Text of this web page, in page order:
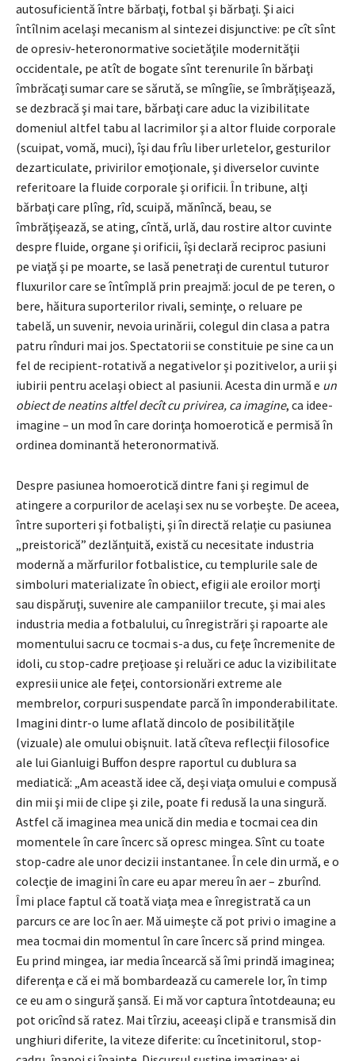
autosuficientă între bărbaţi, fotbal şi bărbaţi. Şi aici
întîlnim acelaşi mecanism al sintezei disjunctive: pe cît sînt
de opresiv-heteronormative societăţile modernităţii
occidentale, pe atît de bogate sînt terenurile în bărbaţi
îmbrăcaţi sumar care se sărută, se mîngîie, se îmbrăţişează,
se dezbracă şi mai tare, bărbaţi care aduc la vizibilitate
domeniul altfel tabu al lacrimilor şi a altor fluide corporale
(scuipat, vomă, muci), îşi dau frîu liber urletelor, gesturilor
dezarticulate, privirilor emoţionale, şi diverselor cuvinte
referitoare la fluide corporale şi orificii. În tribune, alţi
bărbaţi care plîng, rîd, scuipă, mănîncă, beau, se
îmbrăţişează, se ating, cîntă, urlă, dau rostire altor cuvinte
despre fluide, organe şi orificii, îşi declară reciproc pasiuni
pe viaţă şi pe moarte, se lasă penetraţi de curentul tuturor
fluxurilor care se întîmplă prin preajmă: jocul de pe teren, o
bere, hăitura suporterilor rivali, seminţe, o reluare pe
tabelă, un suvenir, nevoia urinării, colegul din clasa a patra
patru rînduri mai jos. Spectatorii se constituie pe sine ca un
fel de recipient-rotativă a negativelor şi pozitivelor, a urii şi
iubirii pentru acelaşi obiect al pasiunii. Acesta din urmă e un
obiect de neatins altfel decît cu privirea, ca imagine, ca idee-
imagine – un mod în care dorinţa homoerotică e permisă în
ordinea dominantă heteronormativă.
Despre pasiunea homoerotică dintre fani şi regimul de
atingere a corpurilor de acelaşi sex nu se vorbeşte. De aceea,
între suporteri şi fotbalişti, şi în directă relaţie cu pasiunea
„preistorică” dezlănţuită, există cu necesitate industria
modernă a mărfurilor fotbalistice, cu templurile sale de
simboluri materializate în obiect, efigii ale eroilor morţi
sau dispăruţi, suvenire ale campaniilor trecute, şi mai ales
industria media a fotbalului, cu înregistrări şi rapoarte ale
momentului sacru ce tocmai s-a dus, cu feţe încremenite de
idoli, cu stop-cadre preţioase şi reluări ce aduc la vizibilitate
expresii unice ale feţei, contorsionări extreme ale
membrelor, corpuri suspendate parcă în imponderabilitate.
Imagini dintr-o lume aflată dincolo de posibilităţile
(vizuale) ale omului obişnuit. Iată cîteva reflecţii filosofice
ale lui Gianluigi Buffon despre raportul cu dublura sa
mediatică: „Am această idee că, deşi viaţa omului e compusă
din mii şi mii de clipe şi zile, poate fi redusă la una singură.
Astfel că imaginea mea unică din media e tocmai cea din
momentele în care încerc să opresc mingea. Sînt cu toate
stop-cadre ale unor decizii instantanee. În cele din urmă, e o
colecţie de imagini în care eu apar mereu în aer – zburînd.
Îmi place faptul că toată viaţa mea e înregistrată ca un
parcurs ce are loc în aer. Mă uimeşte că pot privi o imagine a
mea tocmai din momentul în care încerc să prind mingea.
Eu prind mingea, iar media încearcă să îmi prindă imaginea;
diferenţa e că ei mă bombardează cu camerele lor, în timp
ce eu am o singură şansă. Ei mă vor captura întotdeauna; eu
pot oricînd să ratez. Mai tîrziu, aceeaşi clipă e transmisă din
unghiuri diferite, la viteze diferite: cu încetinitorul, stop-